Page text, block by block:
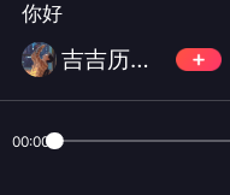
你好
吉吉历险记
00:00